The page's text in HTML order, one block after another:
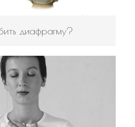
Лента комментариев
диафрагму?